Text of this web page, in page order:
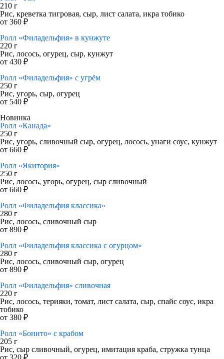
210 г
Рис, креветка тигровая, сыр, лист салата, икра тобико
от 360 ₽
Ролл «Филадельфия» в кунжуте
220 г
Рис, лосось, огурец, сыр, кунжут
от 430 ₽
Ролл «Филадельфия» с угрём
250 г
Рис, угорь, сыр, огурец
от 540 ₽
Новинка
Ролл «Канада»
250 г
Рис, угорь, сливочный сыр, огурец, лосось, унаги соус, кунжут
от 660 ₽
Ролл «Якитория»
250 г
Рис, лосось, угорь, огурец, сыр сливочный
от 660 ₽
Ролл «Филадельфия классика»
280 г
Рис, лосось, сливочный сыр
от 890 ₽
Ролл «Филадельфия классика с огурцом»
280 г
Рис, лосось, сливочный сыр, огурец
от 890 ₽
Ролл «Филадельфия» сливочная
220 г
Рис, лосось, терияки, томат, лист салата, сыр, спайс соус, икра
тобико
от 380 ₽
Ролл «Бонито» с крабом
205 г
Рис, сыр сливочный, огурец, имитация краба, стружка тунца
от 320 ₽